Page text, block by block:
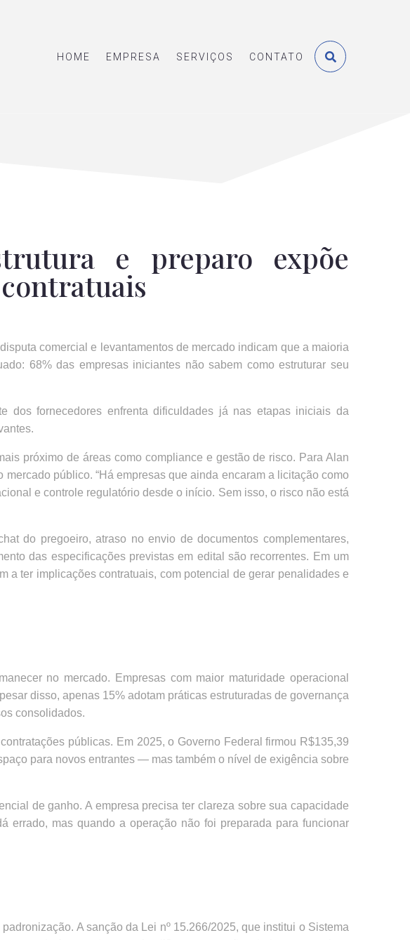
HOME EMPRESA SERVIÇOS CONTATO
e preparo expõe
comercial e levantamentos de mercado indicam que a maioria
68% das empresas iniciantes não sabem como estruturar seu
dos fornecedores enfrenta dificuldades já nas etapas iniciais da
próximo de áreas como compliance e gestão de risco. Para Alan
público. “Há empresas que ainda encaram a licitação como
e controle regulatório desde o início. Sem isso, o risco não está
do pregoeiro, atraso no envio de documentos complementares,
das especificações previstas em edital são recorrentes. Em um
a ter implicações contratuais, com potencial de gerar penalidades e
no mercado. Empresas com maior maturidade operacional
disso, apenas 15% adotam práticas estruturadas de governança
consolidados.
públicas. Em 2025, o Governo Federal firmou R$135,39
para novos entrantes — mas também o nível de exigência sobre
de ganho. A empresa precisa ter clareza sobre sua capacidade
errado, mas quando a operação não foi preparada para funcionar
A sanção da Lei nº 15.266/2025, que institui o Sistema